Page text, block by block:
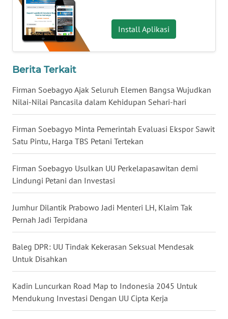
Install Aplikasi
Berita Terkait
Firman Soebagyo Ajak Seluruh Elemen Bangsa Wujudkan
Nilai-Nilai Pancasila dalam Kehidupan Sehari-hari
Firman Soebagyo Minta Pemerintah Evaluasi Ekspor Sawit
Satu Pintu, Harga TBS Petani Tertekan
Firman Soebagyo Usulkan UU Perkelapasawitan demi
Lindungi Petani dan Investasi
Jumhur Dilantik Prabowo Jadi Menteri LH, Klaim Tak
Pernah Jadi Terpidana
Baleg DPR: UU Tindak Kekerasan Seksual Mendesak
Untuk Disahkan
Kadin Luncurkan Road Map to Indonesia 2045 Untuk
Mendukung Investasi Dengan UU Cipta Kerja
WN
BABEL
WN
SUMBAR
WN
SUMSEL
WN
LAMPUNG
JATENG
WN
NUSANTARA
WN
JOGJA